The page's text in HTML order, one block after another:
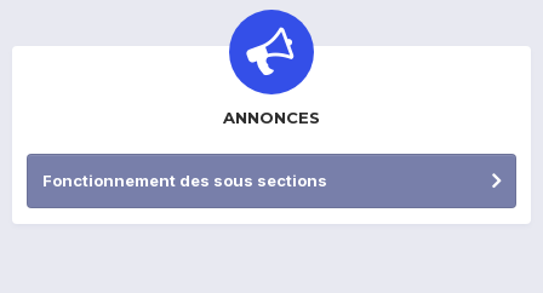
ANNONCES
Fonctionnement des sous sections